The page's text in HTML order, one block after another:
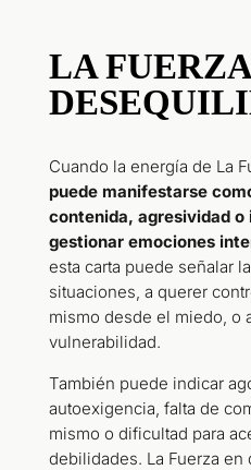
LA
Cuando la energía de La
puede manifestarse
contenida, agresividad o
gestionar emociones
esta carta puede señalar
situaciones, a querer
mismo desde el miedo, o
vulnerabilidad.
También puede indicar
autoexigencia, falta de
mismo o dificultad para
debilidades. La Fuerza